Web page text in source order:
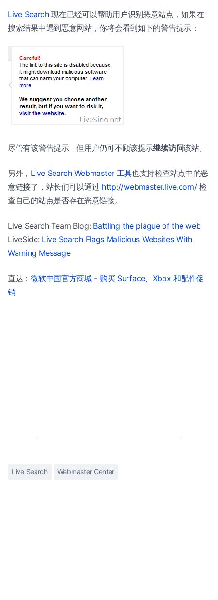
Live Search现在已经可以帮助用户识别恶意站点，如果在
搜索结果中遇到恶意网站，你将会看到如下的警告提示：
尽管有该警告提示，但用户仍可不顾该提示继续访问该站。
另外， Live Search Webmaster 工具也支持检查站点中的恶
意链接了，站长们可以通过 http://webmaster.live.com/检
查自己的站点是否存在恶意链接。
Live Search Team Blog: Battling the plague of the web
LiveSide: Live Search Flags Malicious Websites With
Warning Message
直达：微软中国官方商城 - 购买 Surface、Xbox 和配件促
销
Live Search Webmaster Center